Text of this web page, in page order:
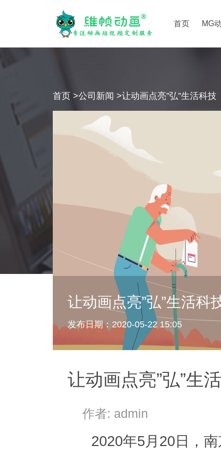
首页 MG
首页 >公司新闻 >让动画点亮”弘”生活科技
让动画点亮”弘”生活科
发布日期：2020-05-22 15:05
让动画点亮”弘”生
作者: admin
2020年5月20日，